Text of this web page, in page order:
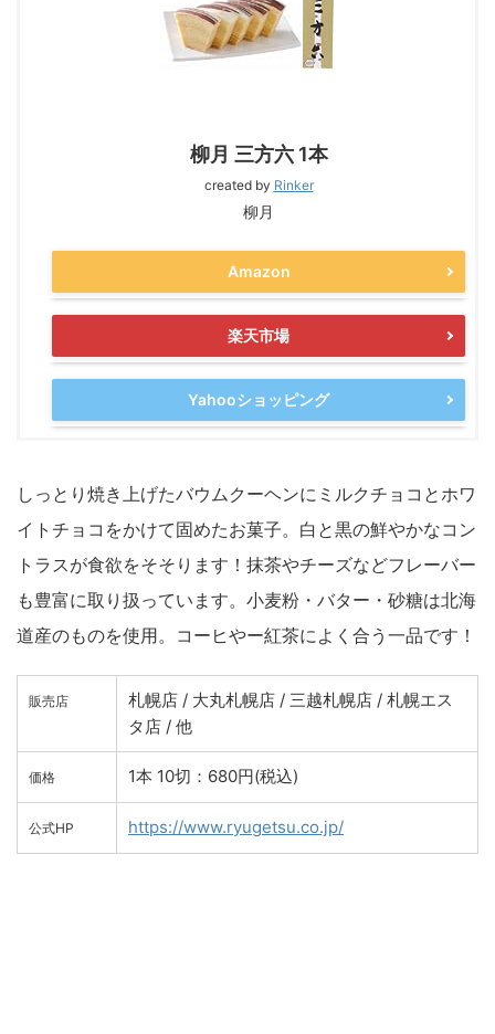
柳月 三方六 1本
created by Rinker
柳月
Amazon
楽天市場
Yahooショッピング
しっとり焼き上げたバウムクーヘンにミルクチョコとホワ
イトチョコをかけて固めたお菓子。白と黒の鮮やかなコン
トラスが食欲をそそります！抹茶やチーズなどフレーバー
も豊富に取り扱っています。小麦粉・バター・砂糖は北海
道産のものを使用。コーヒやー紅茶によく合う一品です！
販売店
札幌店 / 大丸札幌店 / 三越札幌店 / 札幌エス
タ店 / 他
価格 1本 10切：680円(税込)
公式HP https://www.ryugetsu.co.jp/